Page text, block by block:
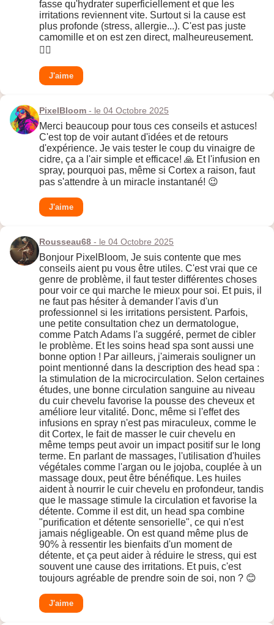
fasse qu'hydrater superficiellement et que les
irritations reviennent vite. Surtout si la cause est
plus profonde (stress, allergie...). C'est pas juste
camomille et on est zen direct, malheureusement.
🤷‍♂️
J'aime
PixelBloom - le 04 Octobre 2025
Merci beaucoup pour tous ces conseils et astuces!
C'est top de voir autant d'idées et de retours
d'expérience. Je vais tester le coup du vinaigre de
cidre, ça a l'air simple et efficace! 🙏 Et l'infusion en
spray, pourquoi pas, même si Cortex a raison, faut
pas s'attendre à un miracle instantané! 😉
J'aime
Rousseau68 - le 04 Octobre 2025
Bonjour PixelBloom, Je suis contente que mes
conseils aient pu vous être utiles. C'est vrai que ce
genre de problème, il faut tester différentes choses
pour voir ce qui marche le mieux pour soi. Et puis, il
ne faut pas hésiter à demander l'avis d'un
professionnel si les irritations persistent. Parfois,
une petite consultation chez un dermatologue,
comme Patch Adams l'a suggéré, permet de cibler
le problème. Et les soins head spa sont aussi une
bonne option ! Par ailleurs, j'aimerais souligner un
point mentionné dans la description des head spa :
la stimulation de la microcirculation. Selon certaines
études, une bonne circulation sanguine au niveau
du cuir chevelu favorise la pousse des cheveux et
améliore leur vitalité. Donc, même si l'effet des
infusions en spray n'est pas miraculeux, comme le
dit Cortex, le fait de masser le cuir chevelu en
même temps peut avoir un impact positif sur le long
terme. En parlant de massages, l'utilisation d'huiles
végétales comme l'argan ou le jojoba, couplée à un
massage doux, peut être bénéfique. Les huiles
aident à nourrir le cuir chevelu en profondeur, tandis
que le massage stimule la circulation et favorise la
détente. Comme il est dit, un head spa combine
"purification et détente sensorielle", ce qui n'est
jamais négligeable. On est quand même plus de
90% à ressentir les bienfaits d'un moment de
détente, et ça peut aider à réduire le stress, qui est
souvent une cause des irritations. Et puis, c'est
toujours agréable de prendre soin de soi, non ? 😊
J'aime